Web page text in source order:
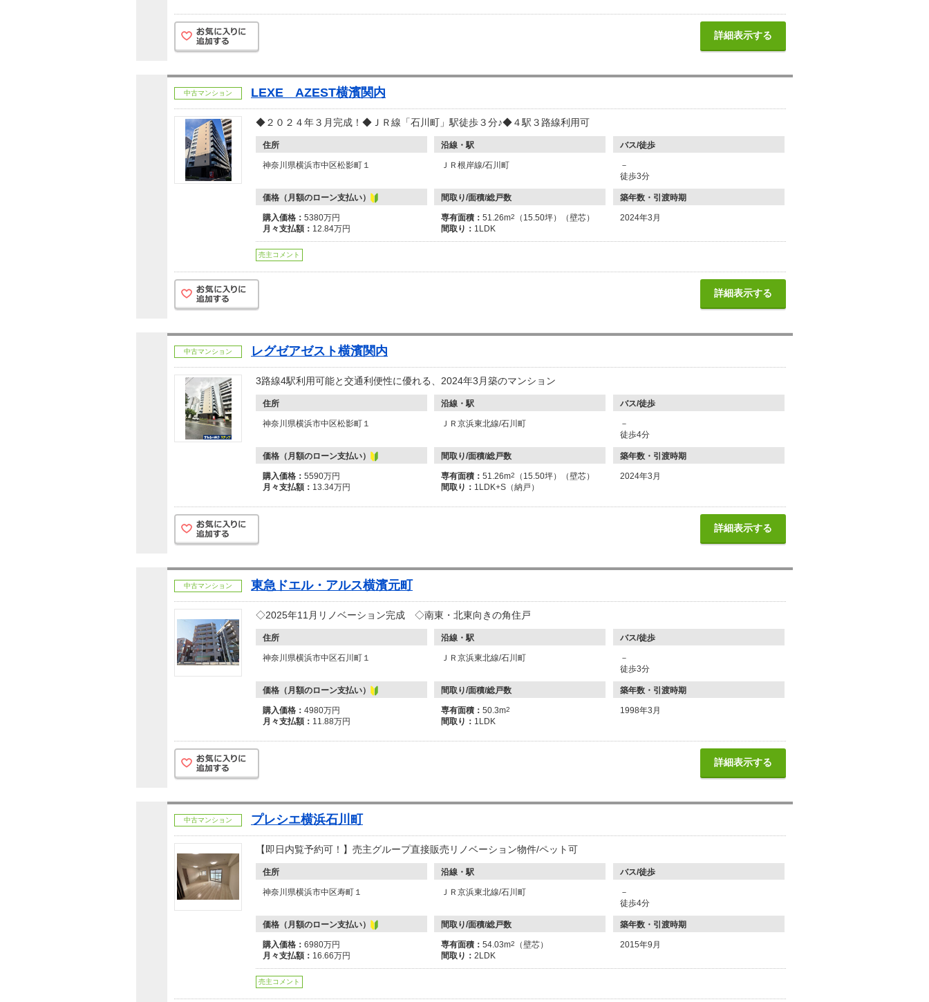
詳細表示する
中古マンション LEXE AZEST横濱関内
◆２０２４年３月完成！◆ＪＲ線「石川町」駅徒歩３分♪◆４駅３路線利用可
住所 沿線・駅 バス/徒歩
神奈川県横浜市中区松影町１ ＪＲ根岸線/石川町
－
徒歩3分
価格（月額のローン支払い） 間取り/面積/総戸数 築年数・引渡時期
購入価格： 5380万円
月々支払額： 12.84万円
専有面積： 51.26m2
（15.50坪）（壁芯）
間取り： 1LDK
2024年3月
売主コメント
詳細表示する
中古マンション レグゼアゼスト横濱関内
3路線4駅利用可能と交通利便性に優れる、2024年3月築のマンション
住所 沿線・駅 バス/徒歩
神奈川県横浜市中区松影町１ ＪＲ京浜東北線/石川町
－
徒歩4分
価格（月額のローン支払い） 間取り/面積/総戸数 築年数・引渡時期
購入価格： 5590万円
月々支払額： 13.34万円
専有面積： 51.26m2
（15.50坪）（壁芯）
間取り： 1LDK+S（納戸）
2024年3月
詳細表示する
中古マンション 東急ドエル・アルス横濱元町
◇2025年11月リノベーション完成 ◇南東・北東向きの角住戸
住所 沿線・駅 バス/徒歩
神奈川県横浜市中区石川町１ ＪＲ京浜東北線/石川町
－
徒歩3分
価格（月額のローン支払い） 間取り/面積/総戸数 築年数・引渡時期
購入価格： 4980万円
月々支払額： 11.88万円
専有面積： 50.3m2
間取り： 1LDK
1998年3月
詳細表示する
中古マンション プレシエ横浜石川町
【即日内覧予約可！】売主グループ直接販売リノベーション物件/ペット可
住所 沿線・駅 バス/徒歩
神奈川県横浜市中区寿町１ ＪＲ京浜東北線/石川町
－
徒歩4分
価格（月額のローン支払い） 間取り/面積/総戸数 築年数・引渡時期
購入価格： 6980万円
月々支払額： 16.66万円
専有面積： 54.03m2
（壁芯）
間取り： 2LDK
2015年9月
売主コメント